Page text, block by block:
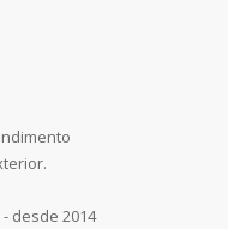
- desde 2014